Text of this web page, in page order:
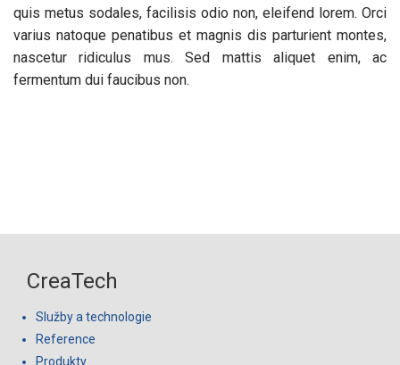
quis metus sodales, facilisis odio non, eleifend lorem. Orci
varius natoque penatibus et magnis dis parturient montes,
nascetur ridiculus mus. Sed mattis aliquet enim, ac
fermentum dui faucibus non.
CreaTech
Služby a technologie
Reference
Produkty